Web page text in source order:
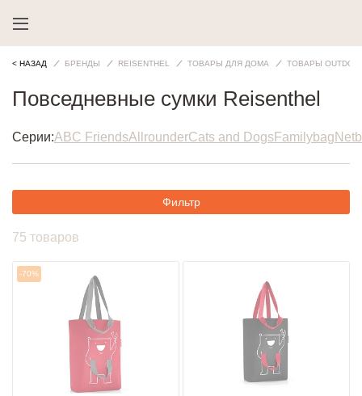
< НАЗАД БРЕНДЫ REISENTHEL ТОВАРЫ ДЛЯ ДОМА ТОВАРЫ
Повседневные сумки Reisenthel
Серии:ABC FriendsAllrounderCats and DogsFamilybag
Фильтр
75 товаров
-70%